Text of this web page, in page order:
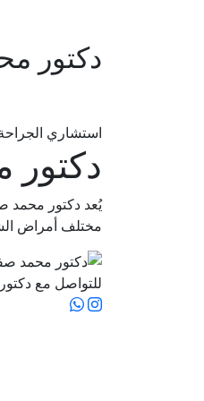
دكتور
استشاري
يُعد دكتور محمد
مختلف أمراض
للتواصل مع